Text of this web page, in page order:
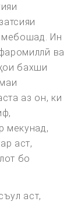
мебошад. Ин
ва
бахши
аз он, ки
мекунад,
аст,
бо
аст,